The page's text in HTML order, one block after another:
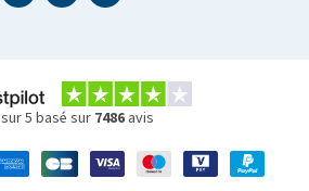
sur 5 basé sur 7486 avis